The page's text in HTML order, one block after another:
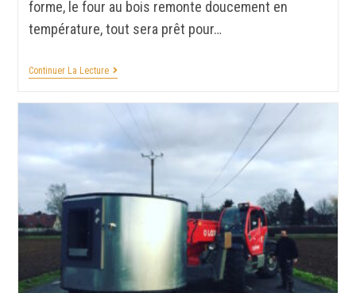
forme, le four au bois remonte doucement en
température, tout sera prêt pour…
Continuer La Lecture